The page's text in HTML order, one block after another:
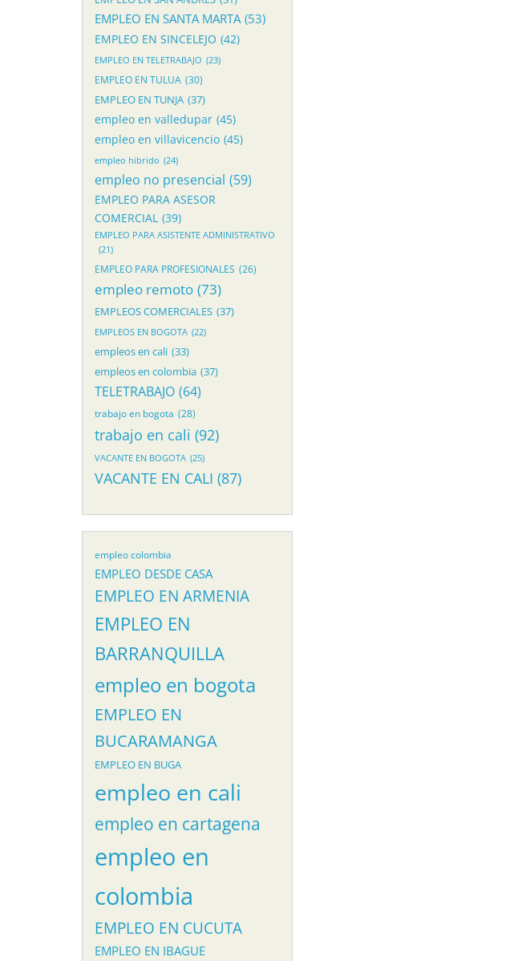
EMPLEO EN SANTA MARTA (53)
EMPLEO EN SINCELEJO (42)
EMPLEO EN TELETRABAJO (23)
EMPLEO EN TULUA (30)
EMPLEO EN TUNJA (37)
empleo en valledupar (45)
empleo en villavicencio (45)
empleo hibrido (24)
empleo no presencial (59)
EMPLEO PARA ASESOR
COMERCIAL (39)
EMPLEO PARA ASISTENTE ADMINISTRATIVO
(21)
EMPLEO PARA PROFESIONALES (26)
empleo remoto (73)
EMPLEOS COMERCIALES (37)
EMPLEOS EN BOGOTA (22)
empleos en cali (33)
empleos en colombia (37)
TELETRABAJO (64)
trabajo en bogota (28)
trabajo en cali (92)
VACANTE EN BOGOTA (25)
VACANTE EN CALI (87)
empleo colombia
EMPLEO DESDE CASA
EMPLEO EN ARMENIA
EMPLEO EN
BARRANQUILLA
empleo en bogota
EMPLEO EN
BUCARAMANGA
EMPLEO EN BUGA
empleo en cali
empleo en cartagena
empleo en
colombia
EMPLEO EN CUCUTA
EMPLEO EN IBAGUE